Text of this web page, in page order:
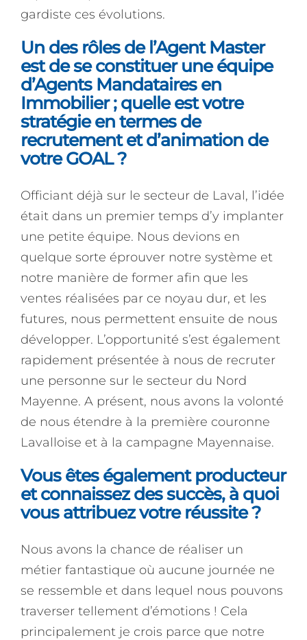
gardiste ces évolutions.
Un des rôles de l’Agent Master
est de se constituer une équipe
d’Agents Mandataires en
Immobilier ; quelle est votre
stratégie en termes de
recrutement et d’animation de
votre GOAL ?
Officiant déjà sur le secteur de Laval, l’idée
était dans un premier temps d’y implanter
une petite équipe. Nous devions en
quelque sorte éprouver notre système et
notre manière de former afin que les
ventes réalisées par ce noyau dur, et les
futures, nous permettent ensuite de nous
développer. L’opportunité s’est également
rapidement présentée à nous de recruter
une personne sur le secteur du Nord
Mayenne. A présent, nous avons la volonté
de nous étendre à la première couronne
Lavalloise et à la campagne Mayennaise.
Vous êtes également producteur
et connaissez des succès, à quoi
vous attribuez votre réussite ?
Nous avons la chance de réaliser un
métier fantastique où aucune journée ne
se ressemble et dans lequel nous pouvons
traverser tellement d’émotions ! Cela
principalement je crois parce que notre